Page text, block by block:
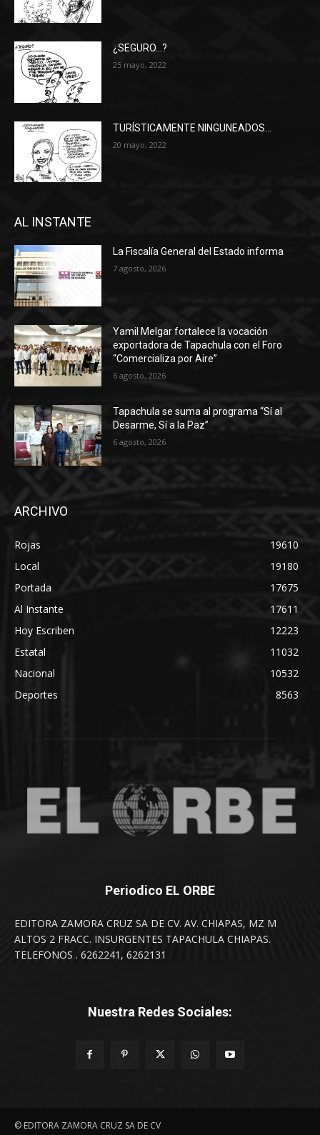
¿SEGURO…?
25 mayo, 2022
TURÍSTICAMENTE NINGUNEADOS…
20 mayo, 2022
AL INSTANTE
La Fiscalía General del Estado informa
7 agosto, 2026
Yamil Melgar fortalece la vocación
exportadora de Tapachula con el Foro
“Comercializa por Aire”
6 agosto, 2026
Tapachula se suma al programa “Sí al
Desarme, Sí a la Paz”
6 agosto, 2026
ARCHIVO
Rojas
19610
Local
19180
Portada
17675
Al Instante
17611
Hoy Escriben
12223
Estatal
11032
Nacional
10532
Deportes
8563
Periodico EL ORBE
EDITORA ZAMORA CRUZ SA DE CV. AV. CHIAPAS, MZ M
ALTOS 2 FRACC. INSURGENTES TAPACHULA CHIAPAS.
TELEFONOS . 6262241, 6262131
Nuestra Redes Sociales:
© EDITORA ZAMORA CRUZ SA DE CV